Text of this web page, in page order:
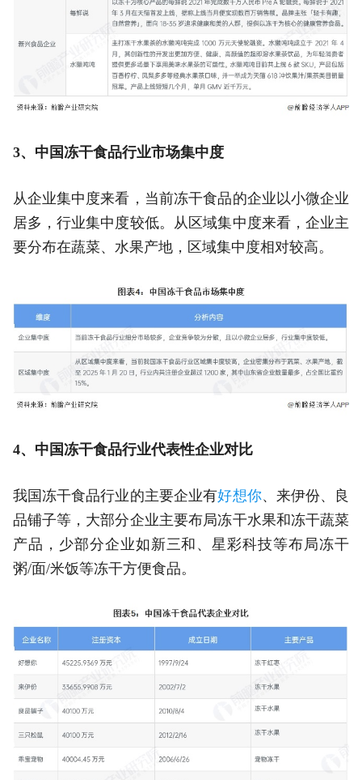
3、中国冻干食品行业市场集中度
从企业集中度来看，当前冻干食品的企业以小微企业
居多，行业集中度较低。从区域集中度来看，企业主
要分布在蔬菜、水果产地，区域集中度相对较高。
4、中国冻干食品行业代表性企业对比
我国冻干食品行业的主要企业有好想你、来伊份、良
品铺子等，大部分企业主要布局冻干水果和冻干蔬菜
产品，少部分企业如新三和、星彩科技等布局冻干
粥/面/米饭等冻干方便食品。